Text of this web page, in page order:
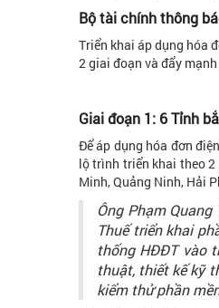
Bộ tài chính thông
Triển khai áp dụng hóa
2 giai đoạn và đẩy
Giai đoạn 1: 6 Tỉnh
Để áp dụng hóa đơn
lộ trình triển khai theo
Minh, Quảng Ninh, Hải
Ông Phạm
Thuế triển khai
thống HĐĐT vào
thuật, thiết kế kỹ
kiểm thử phần